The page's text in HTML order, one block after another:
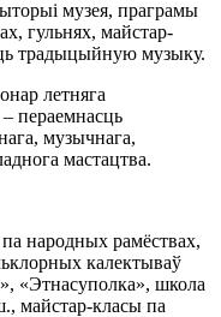
музея, праграмы
гульнях, майстар-
традыцыйную музыку.
летняга
пераемнасць
музычнага,
мастацтва.
народных рамёствах,
калектываў
«Этнасуполка», школа
майстар-класы па